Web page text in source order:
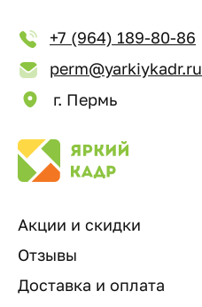
+7 (964) 189-80-86
perm@yarkiykadr.ru
г. Пермь
Акции и скидки
Отзывы
Доставка и оплата